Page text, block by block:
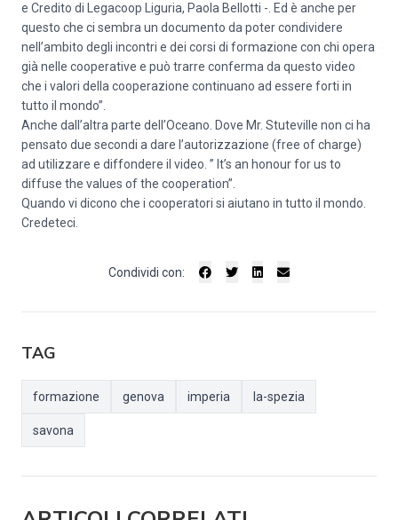
e Credito di Legacoop Liguria, Paola Bellotti -. Ed è anche per
questo che ci sembra un documento da poter condividere
nell’ambito degli incontri e dei corsi di formazione con chi opera
già nelle cooperative e può trarre conferma da questo video
che i valori della cooperazione continuano ad essere forti in
tutto il mondo”.
Anche dall’altra parte dell’Oceano. Dove Mr. Stuteville non ci ha
pensato due secondi a dare l’autorizzazione (free of charge)
ad utilizzare e diffondere il video. ” It’s an honour for us to
diffuse the values of the cooperation”.
Quando vi dicono che i cooperatori si aiutano in tutto il mondo.
Credeteci.
Condividi con:
TAG
formazione genova imperia la-spezia
savona